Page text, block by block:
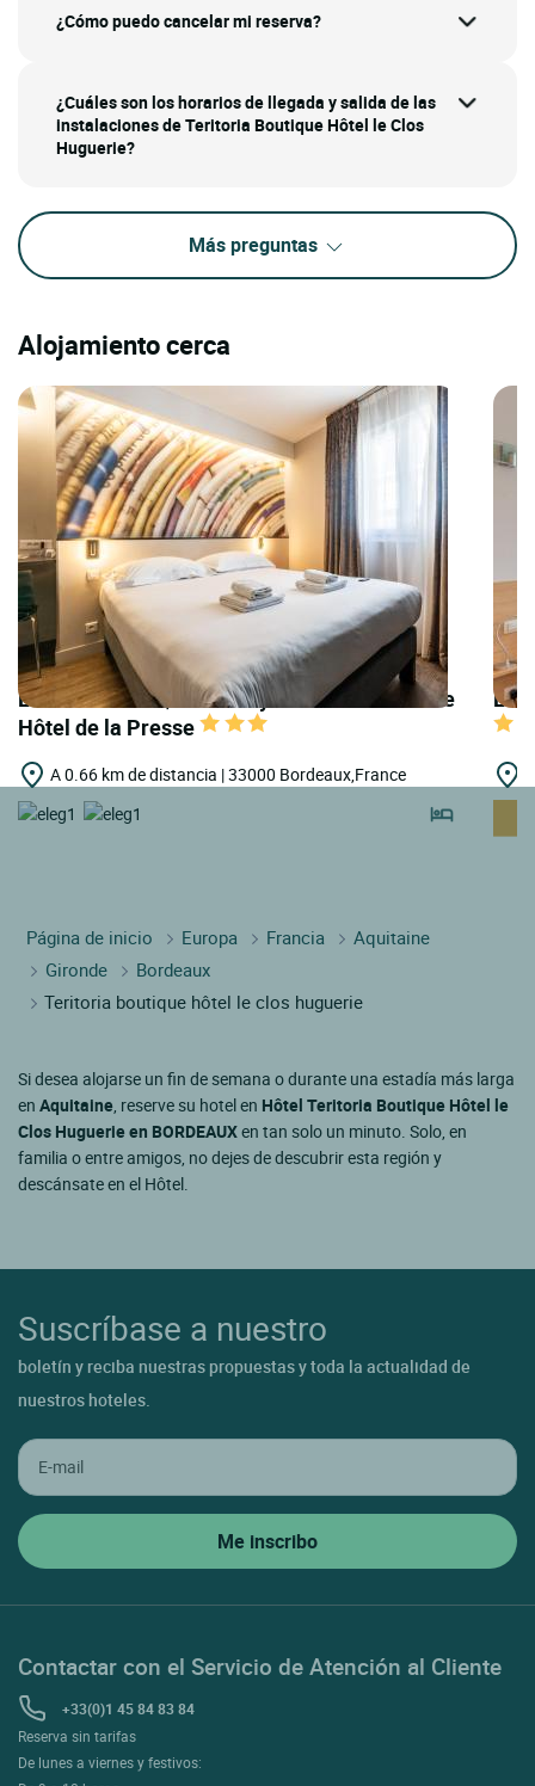
¿Cómo puedo cancelar mi reserva?
¿Cuáles son los horarios de llegada y salida de las
instalaciones de Teritoria Boutique Hôtel le Clos
Huguerie?
Más preguntas
Alojamiento cerca
LOGIS HOTELS | Urban Style Bordeaux Centre
Hôtel de la Presse
A 0.66 km de distancia | 33000 Bordeaux,France
Página de inicio Europa Francia
Aquitaine
Gironde
Bordeaux
Teritoria boutique hôtel le clos huguerie
Si desea alojarse un fin de semana o durante una estadía más larga
en Aquitaine, reserve su hotel en Hôtel Teritoria Boutique Hôtel le
Clos Huguerie en BORDEAUXen tan solo un minuto. Solo, en
familia o entre amigos, no dejes de descubrir esta región y
descánsate en el Hôtel.
Suscríbase a nuestro
boletín y reciba nuestras propuestas y toda la actualidad de
nuestros hoteles.
Contactar con el Servicio de Atención al Cliente
+33(0)1 45 84 83 84
Reserva sin tarifas
De lunes a viernes y festivos: